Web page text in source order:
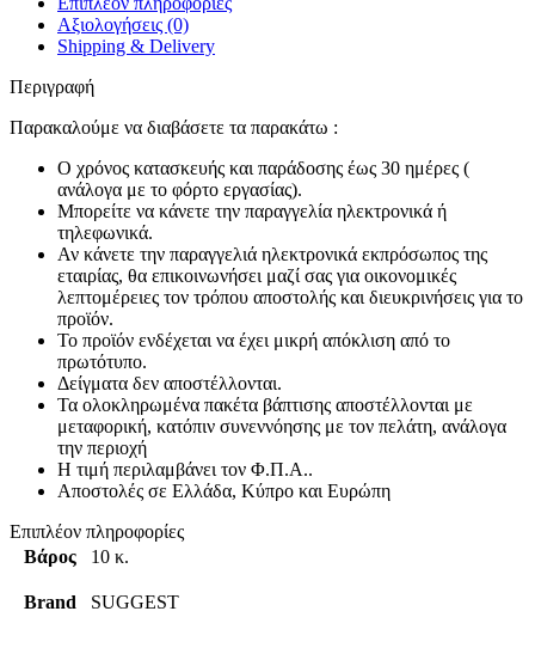
Αξιολογήσεις (0)
Shipping & Delivery
Περιγραφή
Παρακαλούμε να διαβάσετε τα παρακάτω :
Ο χρόνος κατασκευής και παράδοσης έως 30 ημέρες (
ανάλογα με το φόρτο εργασίας).
Μπορείτε να κάνετε την παραγγελία ηλεκτρονικά ή
τηλεφωνικά.
Αν κάνετε την παραγγελιά ηλεκτρονικά εκπρόσωπος της
εταιρίας, θα επικοινωνήσει μαζί σας για οικονομικές
λεπτομέρειες τον τρόπου αποστολής και διευκρινήσεις για το
προϊόν.
Το προϊόν ενδέχεται να έχει μικρή απόκλιση από το
πρωτότυπο.
Δείγματα δεν αποστέλλονται.
Τα ολοκληρωμένα πακέτα βάπτισης αποστέλλονται με
μεταφορική, κατόπιν συνεννόησης με τον πελάτη, ανάλογα
την περιοχή
Η τιμή περιλαμβάνει τον Φ.Π.Α..
Αποστολές σε Ελλάδα, Κύπρο και Ευρώπη
Επιπλέον πληροφορίες
Βάρος
10 κ.
Brand SUGGEST